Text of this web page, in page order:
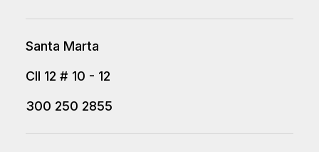
Santa Marta
Cll 12 # 10 - 12
300 250 2855